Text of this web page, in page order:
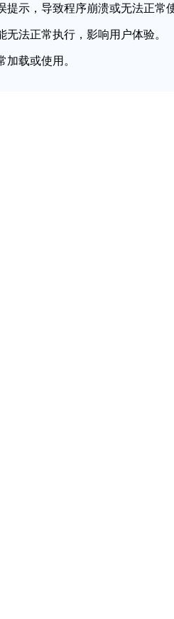
示，导致程序崩溃或无法正常
法正常执行，影响用户体验。
载或使用。